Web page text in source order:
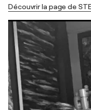
Découvrir la page de